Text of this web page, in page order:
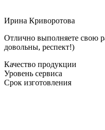
Ирина Криворотова
Отлично выполняете свою
довольны, респект!)
Качество продукции
Уровень сервиса
Срок изготовления